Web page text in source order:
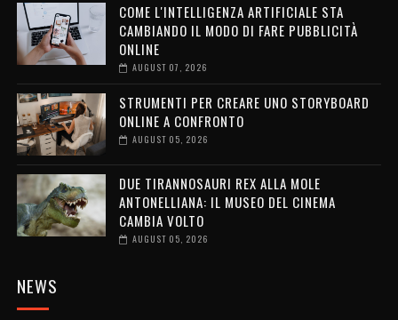
COME L'INTELLIGENZA ARTIFICIALE STA
CAMBIANDO IL MODO DI FARE PUBBLICITÀ
ONLINE
AUGUST 07, 2026
STRUMENTI PER CREARE UNO STORYBOARD
ONLINE A CONFRONTO
AUGUST 05, 2026
DUE TIRANNOSAURI REX ALLA MOLE
ANTONELLIANA: IL MUSEO DEL CINEMA
CAMBIA VOLTO
AUGUST 05, 2026
NEWS